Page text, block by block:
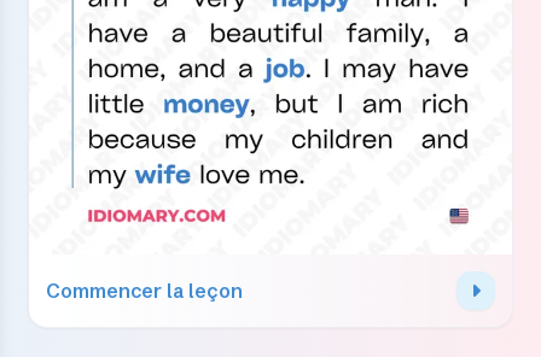
Commencer la leçon